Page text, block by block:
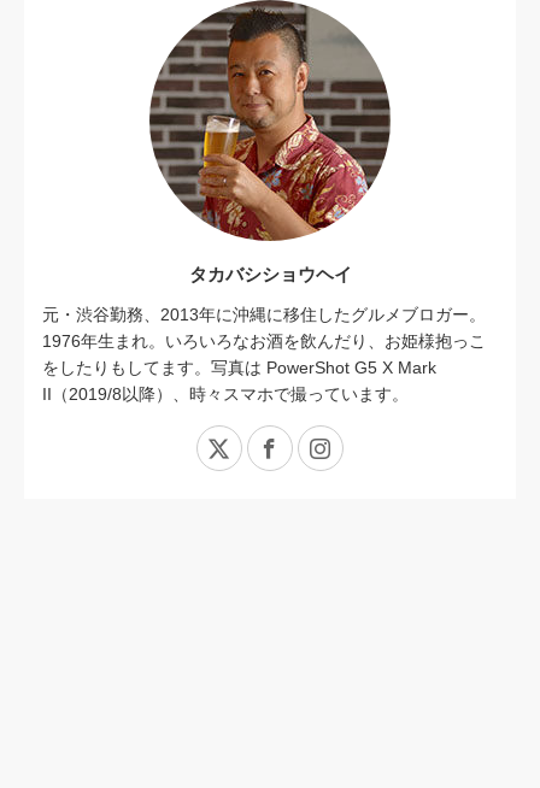
タカバシショウヘイ
元・渋谷勤務、2013年に沖縄に移住したグルメブロガー。
1976年生まれ。いろいろなお酒を飲んだり、お姫様抱っこ
をしたりもしてます。写真は PowerShot G5 X Mark
II（2019/8以降）、時々スマホで撮っています。
X FacebookInstagram